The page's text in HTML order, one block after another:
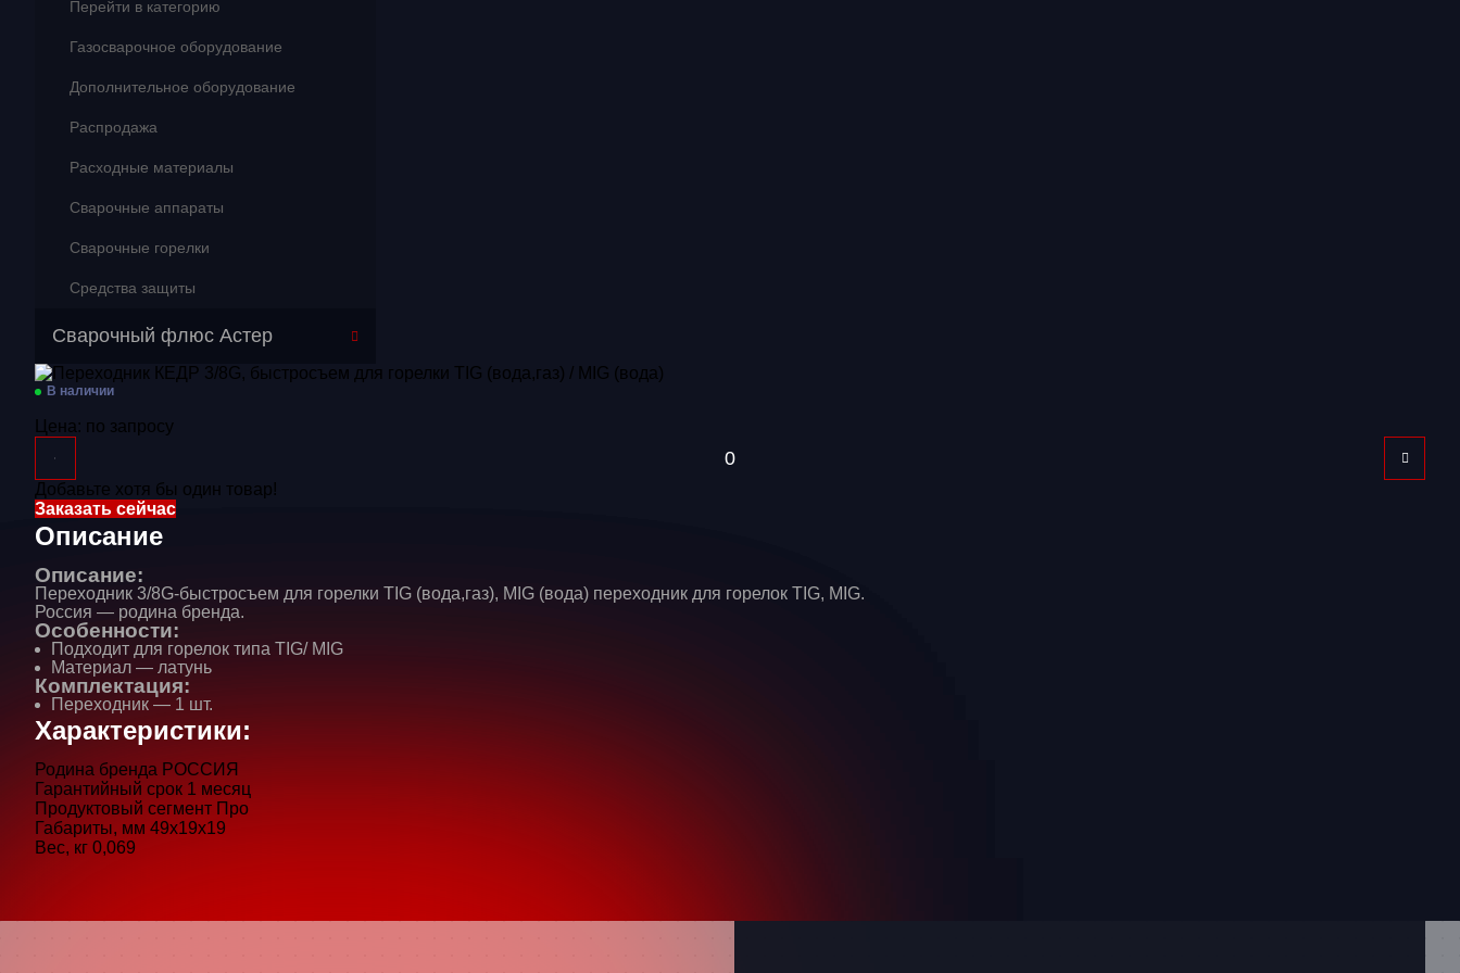
Перейти в категорию
Газосварочное оборудование
Дополнительное оборудование
Распродажа
Расходные материалы
Сварочные аппараты
Сварочные горелки
Средства защиты
Сварочный флюс Астер
В наличии
Цена: по запросу
Добавьте хотя бы один товар!
Заказать сейчас
Описание
Описание:
Переходник 3/8G-быстросъем для горелки TIG (вода,газ), MIG (вода) переходник для горелок TIG, MIG.
Россия — родина бренда.
Особенности:
Подходит для горелок типа ТIG/ MIG
Материал — латунь
Комплектация:
Переходник — 1 шт.
Характеристики:
Родина бренда РОССИЯ
Гарантийный срок 1 месяц
Продуктовый сегмент Про
Габариты, мм 49х19х19
Вес, кг 0,069